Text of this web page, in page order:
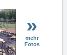
»
mehr
Fotos